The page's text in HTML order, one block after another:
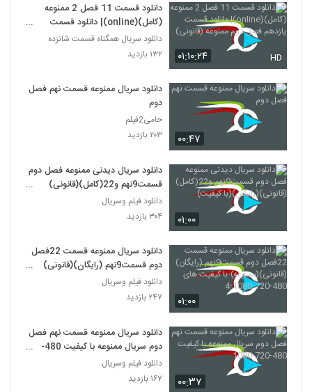
۰۱:۱۰:۲۴ HD
دانلود قسمت 11 فصل 2 ممنوعه
(کامل)(online)| دانلود قسمت
یازدهم فصل دوم ممنوعه (قانونی) .
دانلود سریال همگناه قسمت شانزده
۱۳۲ بازدید
۰۰:۴۷
دانلود سریال ممنوعه قسمت نهم فصل
دوم
حامی2فیلم
۲۰۳ بازدید
۰۱:۰۰
دانلود سریال دیدنی ممنوعه فصل دوم
قسمت9نهم و22(کامل)(قانونی)
(رایگان)(با کیفیت)
دانلود فیلم وسریال
۳۰۴ بازدید
۰۱:۰۰
دانلود سریال ممنوعه قسمت 22فصل
دوم قسمت9نهم (رایگان)(قانونی)
1080-4
دانلود فیلم وسریال
۲۴۷ بازدید
۰۰:۳۷
دانلود سریال ممنوعه قسمت نهم فصل
دوم سریال ممنوعه با کیفیت 480-
720-1080
دانلود فیلم وسریال
۱۶۷ بازدید